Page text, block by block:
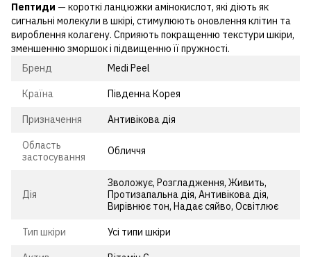
Пептиди — короткі ланцюжки амінокислот, які діють як
сигнальні молекули в шкірі, стимулюють оновлення клітин та
вироблення колагену. Сприяють покращенню текстури шкіри,
зменшенню зморшок і підвищенню її пружності.
Бренд
Medi Peel
Країна Південна Корея
Призначення Антивікова дія
Область
застосування
Обличчя
Дія
Зволожує, Розгладження, Живить,
Протизапальна дія, Антивікова дія,
Вирівнює тон, Надає сяйво, Освітлює
Тип шкіри Усі типи шкіри